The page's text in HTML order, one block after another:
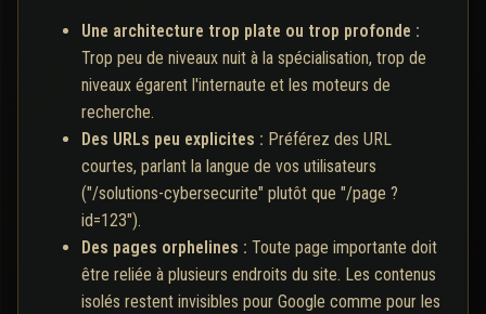
Une architecture trop plate ou trop profonde :
Trop peu de niveaux nuit à la spécialisation, trop de
niveaux égarent l'internaute et les moteurs de
recherche.
Des URLs peu explicites : Préférez des URL
courtes, parlant la langue de vos utilisateurs
("/solutions-cybersecurite" plutôt que "/page ?
id=123").
Des pages orphelines : Toute page importante doit
être reliée à plusieurs endroits du site. Les contenus
isolés restent invisibles pour Google comme pour les